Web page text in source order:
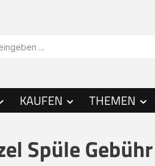
KAUFEN THEMEN
Spüle Gebühr